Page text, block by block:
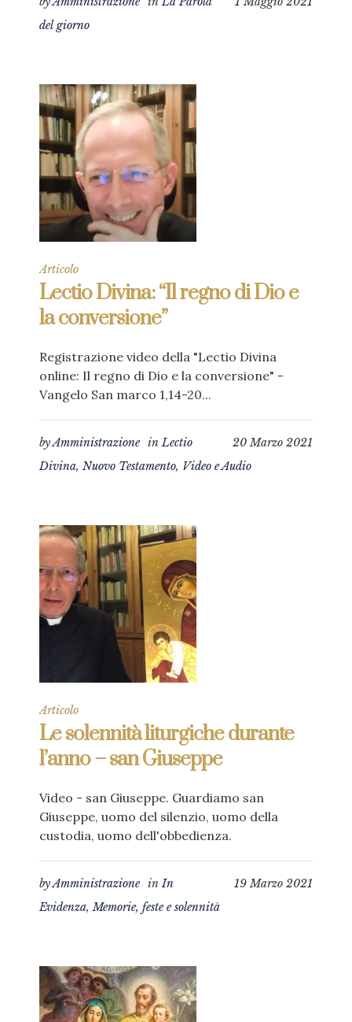
del giorno
Articolo
Lectio Divina: “Il regno di Dio e
la conversione”
Registrazione video della "Lectio Divina
online: Il regno di Dio e la conversione" -
Vangelo San marco 1,14-20...
20 Marzo 2021
byAmministrazione inLectio
Divina, Nuovo Testamento, Video e Audio
Articolo
Le solennità liturgiche durante
l’anno – san Giuseppe
Video - san Giuseppe. Guardiamo san
Giuseppe, uomo del silenzio, uomo della
custodia, uomo dell'obbedienza.
19 Marzo 2021
byAmministrazione inIn
Evidenza,Memorie, feste e solennità